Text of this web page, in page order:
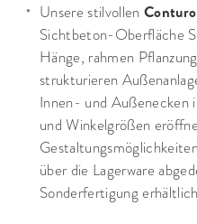
Unsere stilvollen Conturo
Sichtbeton-Oberfläche
Hänge, rahmen
strukturieren
Innen- und Außenecken
und Winkelgrößen
über die Lagerware
Sonderfertigung